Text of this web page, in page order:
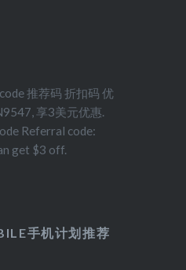
推荐码 折扣码 优
享3美元优惠.
Referral code:
get $3 off.
手机计划推荐